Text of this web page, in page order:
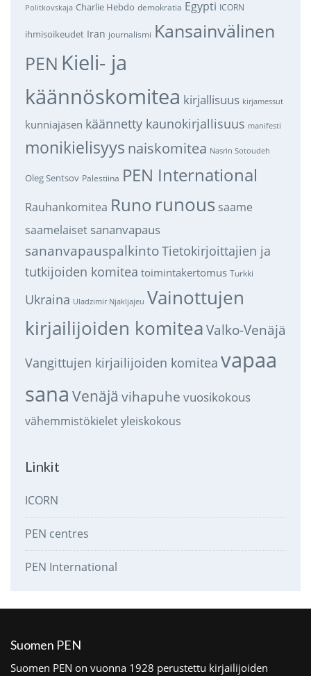
Politkovskaja Charlie Hebdo demokratia Egypti ICORN
ihmisoikeudet Iran journalismi Kansainvälinen
PEN Kieli- ja
käännöskomitea kirjallisuus kirjamessut
kunniajäsen käännetty kaunokirjallisuus manifesti
monikielisyys naiskomitea Nasrin Sotoudeh
Oleg Sentsov Palestiina PEN International
Rauhankomitea Runo runous saame
saamelaiset sananvapaus
sananvapauspalkintoTietokirjoittajien ja
tutkijoiden komitea toimintakertomus Turkki
Ukraina Uladzimir Njakljajeu Vainottujen
kirjailijoiden komitea Valko-Venäjä
Vangittujen kirjailijoiden komitea vapaa
sana Venäjä vihapuhe vuosikokous
vähemmistökieletyleiskokous
Linkit
ICORN
PEN centres
PEN International
Suomen PEN
Suomen PEN on vuonna 1928 perustettu kirjailijoiden